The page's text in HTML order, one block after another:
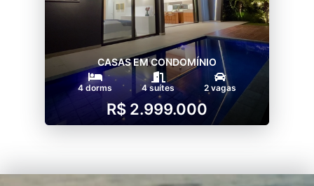
CASAS EM CONDOMÍNIO
4 dorms 4 suítes 2 vagas
R$ 2.999.000